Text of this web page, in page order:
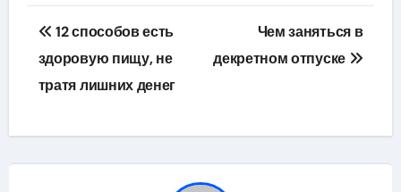
Навигация
по
записям
12 способов есть
здоровую пищу, не
тратя лишних денег
Чем заняться в
декретном отпуске